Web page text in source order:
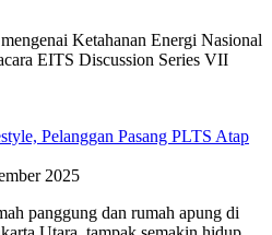
Ketahanan Energi Nasional
EITS Discussion Series VII
Pelanggan Pasang PLTS Atap
2025
panggung dan rumah apung di